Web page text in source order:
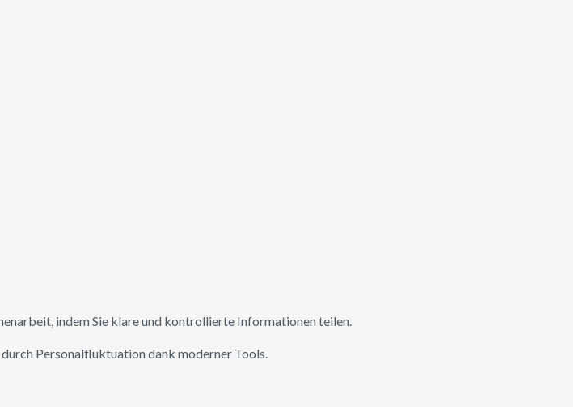
indem Sie klare und kontrollierte Informationen teilen.
Personalfluktuation dank moderner Tools.